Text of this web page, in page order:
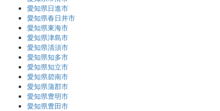
愛知県日進市
愛知県春日井市
愛知県東海市
愛知県津島市
愛知県清須市
愛知県知多市
愛知県知立市
愛知県碧南市
愛知県蒲郡市
愛知県豊明市
愛知県豊田市